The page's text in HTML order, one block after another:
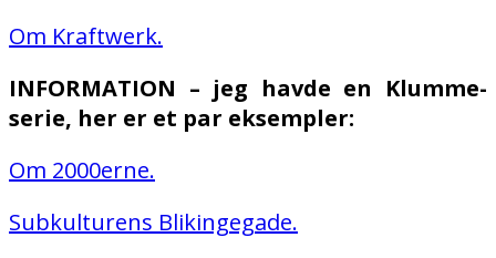
Om Kraftwerk.
INFORMATION – jeg havde en Klumme-
serie, her er et par eksempler:
Om 2000erne.
Subkulturens Blikingegade.